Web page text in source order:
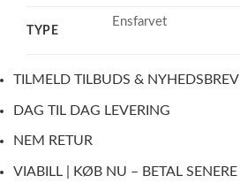
TYPE
Ensfarvet
TILMELD TILBUDS & NYHEDSBREV
DAG TIL DAG LEVERING
NEM RETUR
VIABILL | KØB NU – BETAL SENERE